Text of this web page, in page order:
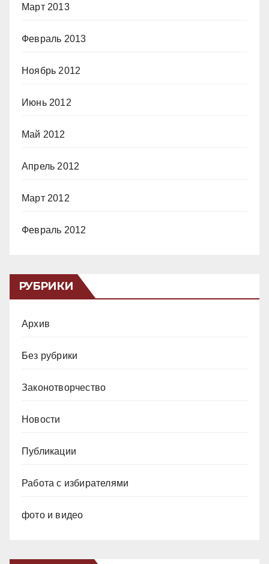
Март 2013
Февраль 2013
Ноябрь 2012
Июнь 2012
Май 2012
Апрель 2012
Март 2012
Февраль 2012
РУБРИКИ
Архив
Без рубрики
Законотворчество
Новости
Публикации
Работа с избирателями
фото и видео